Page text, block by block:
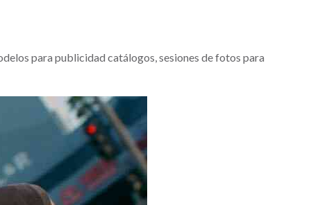
para publicidad catálogos, sesiones de fotos para